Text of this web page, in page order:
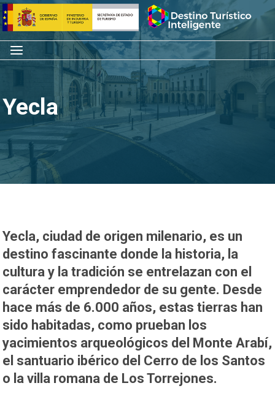
Saltar
al
contenido
Inicio
Menú
Yecla
Yecla, ciudad de origen milenario, es un
destino fascinante donde la historia, la
cultura y la tradición se entrelazan con el
carácter emprendedor de su gente. Desde
hace más de 6.000 años, estas tierras han
sido habitadas, como prueban los
yacimientos arqueológicos del Monte Arabí,
el santuario ibérico del Cerro de los Santos
o la villa romana de Los Torrejones.